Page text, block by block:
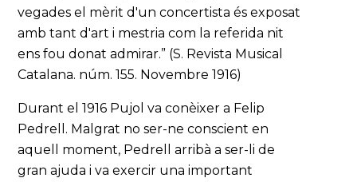
vegades el mèrit d'un concertista és exposat
amb tant d'art i mestria com la referida nit
ens fou donat admirar.” (S. Revista Musical
Catalana. núm. 155. Novembre 1916)
Durant el 1916 Pujol va conèixer a Felip
Pedrell. Malgrat no ser-ne conscient en
aquell moment, Pedrell arribà a ser-li de
gran ajuda i va exercir una important